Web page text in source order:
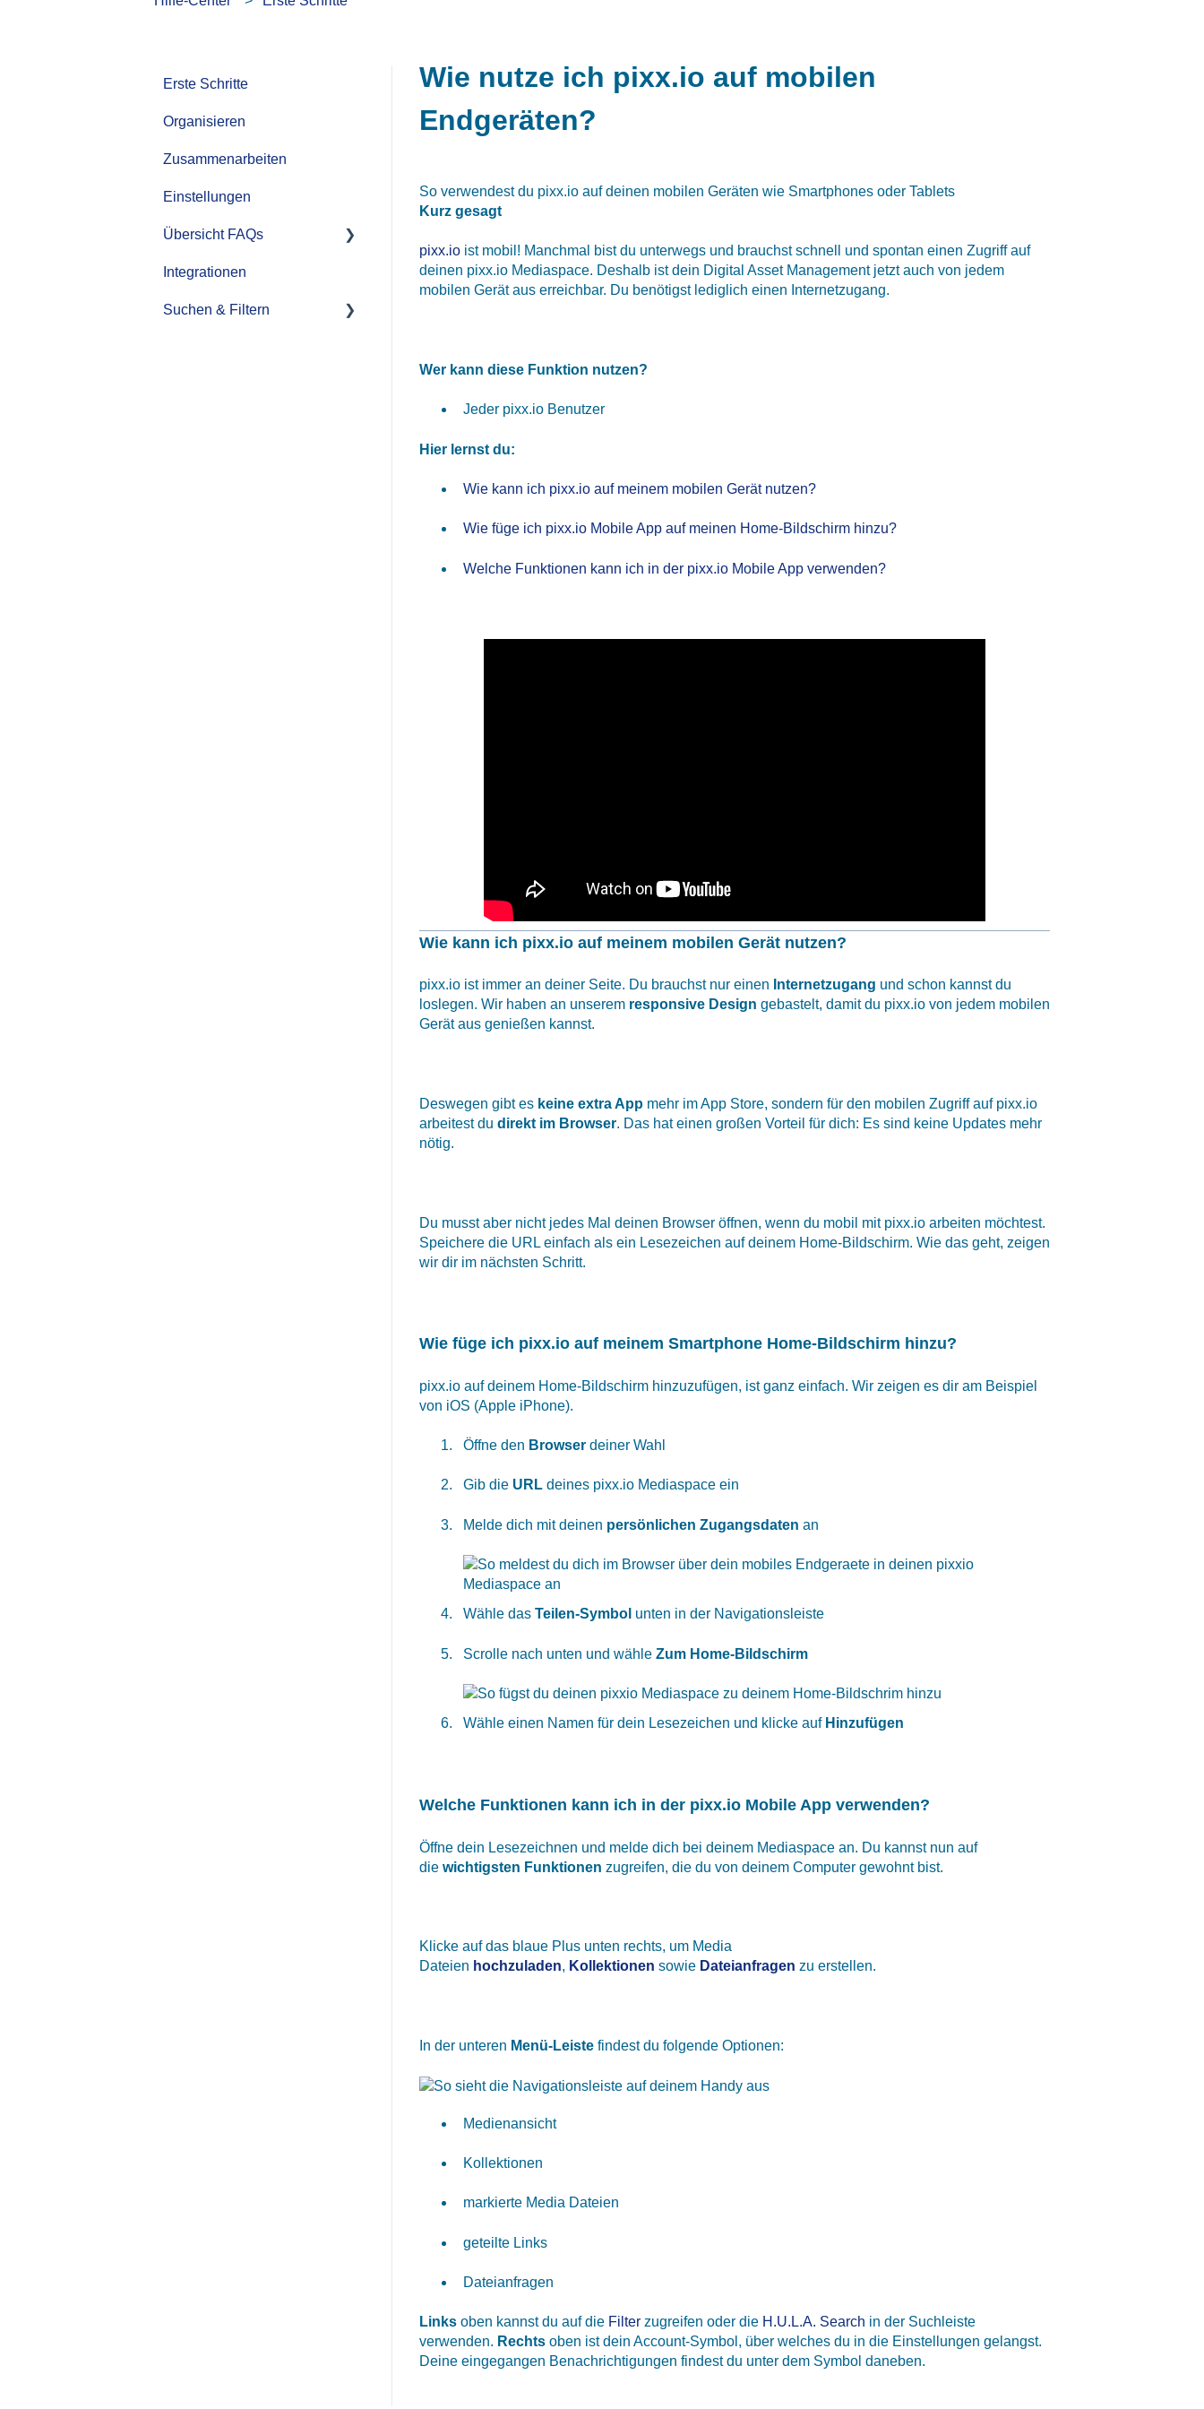
Wie nutze ich pixx.io auf mobilen
Endgeräten?
So verwendest du pixx.io auf deinen mobilen Geräten wie Smartphones oder Tablets
Kurz gesagt
pixx.ioist mobil! Manchmal bist du unterwegs und brauchst schnell und spontan einen Zugriff auf
deinen pixx.io Mediaspace. Deshalb ist dein Digital Asset Management jetzt auch von jedem
mobilen Gerät aus erreichbar. Du benötigst lediglich einen Internetzugang.
Wer kann diese Funktion nutzen?
Jeder pixx.io Benutzer
Hier lernst du:
Wie kann ich pixx.io auf meinem mobilen Gerät nutzen?
Wie füge ich pixx.io Mobile App auf meinen Home-Bildschirm hinzu?
Welche Funktionen kann ich in der pixx.io Mobile App verwenden?
Wie kann ich pixx.io auf meinem mobilen Gerät nutzen?
pixx.io ist immer an deiner Seite. Du brauchst nur einen Internetzugang und schon kannst du
loslegen. Wir haben an unseremresponsive Design gebastelt, damit du pixx.io von jedem mobilen
Gerät aus genießen kannst.
Deswegen gibt es keine extra Appmehr im App Store, sondern für den mobilen Zugriff auf pixx.io
arbeitest du direkt im Browser. Das hat einen großen Vorteil für dich: Es sind keine Updates mehr
nötig.
Du musst aber nicht jedes Mal deinen Browser öffnen, wenn du mobil mit pixx.io arbeiten möchtest.
Speichere die URL einfach als ein Lesezeichen auf deinem Home-Bildschirm. Wie das geht, zeigen
wir dir im nächsten Schritt.
Wie füge ich pixx.io auf meinem Smartphone Home-Bildschirm hinzu?
pixx.io auf deinem Home-Bildschirm hinzuzufügen, ist ganz einfach. Wir zeigen es dir am Beispiel
von iOS (Apple iPhone).
Öffne den Browserdeiner Wahl
Gib die URL deines pixx.io Mediaspace ein
Melde dich mit deinen persönlichen Zugangsdaten an
Wähle das Teilen-Symbol unten in der Navigationsleiste
Scrolle nach unten und wähle Zum Home-Bildschirm
Wähle einen Namen für dein Lesezeichen und klicke auf Hinzufügen
Welche Funktionen kann ich in der pixx.io Mobile App verwenden?
Öffne dein Lesezeichnen und melde dich bei deinem Mediaspace an. Du kannst nun auf
die wichtigsten Funktionen zugreifen, die du von deinem Computer gewohnt bist.
Klicke auf das blaue Plus unten rechts, um Media
Dateien hochzuladen, Kollektionen sowie Dateianfragen zu erstellen.
In der unteren Menü-Leistefindest du folgende Optionen:
Medienansicht
Kollektionen
markierte Media Dateien
geteilte Links
Dateianfragen
Linksoben kannst du auf die Filter zugreifen oder die H.U.L.A. Search in der Suchleiste
verwenden. Rechtsoben ist dein Account-Symbol, über welches du in die Einstellungen gelangst.
Deine eingegangen Benachrichtigungen findest du unter dem Symbol daneben.
Erste Schritte
Organisieren
Zusammenarbeiten
Einstellungen
Übersicht FAQs
FAQ Rechte & Rollen
Upload
Integrationen
Suchen & Filtern